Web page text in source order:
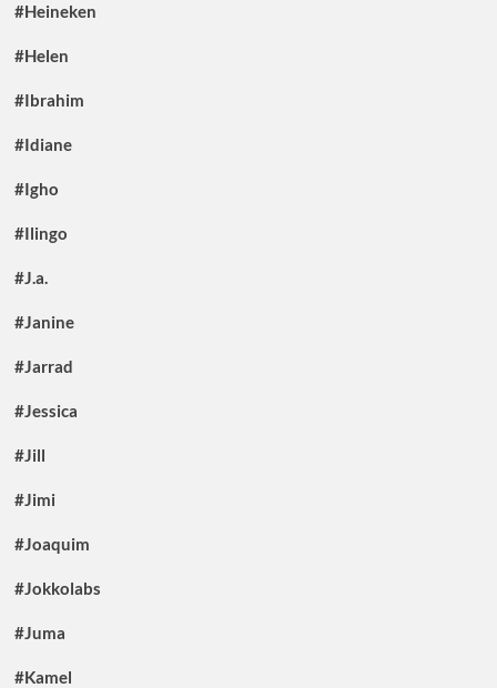
#Heineken
#Helen
#Ibrahim
#Idiane
#Igho
#Ilingo
#J.a.
#Janine
#Jarrad
#Jessica
#Jill
#Jimi
#Joaquim
#Jokkolabs
#Juma
#Kamel